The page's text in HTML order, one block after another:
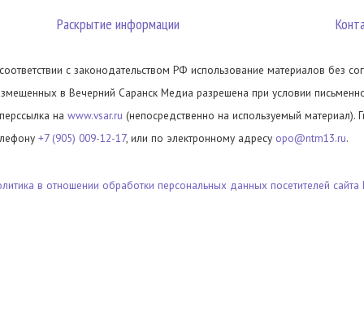
Раскрытие информации
с законодательством РФ использование материалов без
в Вечерний Саранск Медиа разрешена при условии
на www.vsar.ru (непосредственно на используемый материал).
+7 (905) 009-12-17, или по электронному адресу opo@ntm13.ru.
в отношении обработки персональных данных посетителей